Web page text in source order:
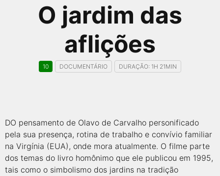
O jardim das
aflições
10 DOCUMENTÁRIO DURAÇÃO: 1H 21MIN
DO pensamento de Olavo de Carvalho personificado
pela sua presença, rotina de trabalho e convívio familiar
na Virgínia (EUA), onde mora atualmente. O filme parte
dos temas do livro homônimo que ele publicou em 1995,
tais como o simbolismo dos jardins na tradição